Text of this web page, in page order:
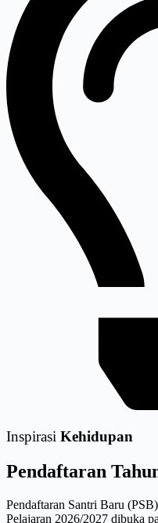
Inspirasi Kehidupan
Pendaftaran
Pendaftaran Santri Baru
Pelajaran 2026/2027 dibuka